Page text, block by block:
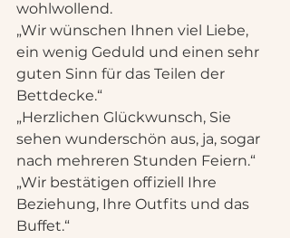
wohlwollend.
„Wir wünschen Ihnen viel Liebe,
ein wenig Geduld und einen sehr
guten Sinn für das Teilen der
Bettdecke.“
„Herzlichen Glückwunsch, Sie
sehen wunderschön aus, ja, sogar
nach mehreren Stunden Feiern.“
„Wir bestätigen offiziell Ihre
Beziehung, Ihre Outfits und das
Buffet.“